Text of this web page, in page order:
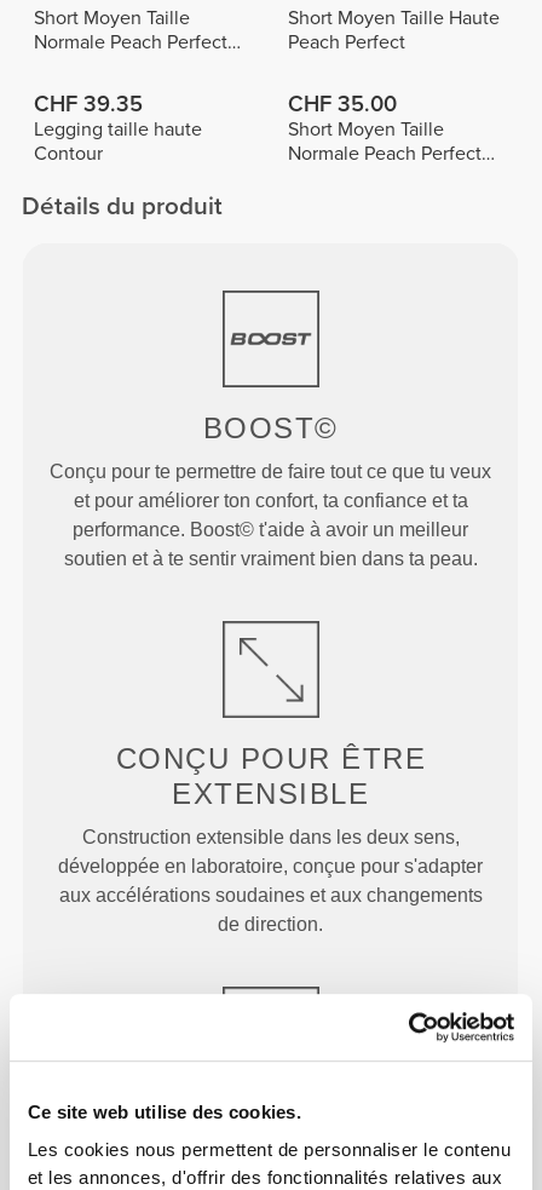
Ce site web utilise des cookies.
Les cookies nous permettent de personnaliser le contenu
et les annonces, d'offrir des fonctionnalités relatives aux
Short Moyen Taille
Normale Peach Perfect
Short Moyen Taille Haute
Peach Perfect
CHF 39.35
Legging taille haute
Contour
CHF 35.00
Short Moyen Taille
Normale Peach Perfect
Détails du produit
BOOST©
Conçu pour te permettre de faire tout ce que tu veux
et pour améliorer ton confort, ta confiance et ta
performance. Boost© t'aide à avoir un meilleur
soutien et à te sentir vraiment bien dans ta peau.
CONÇU POUR ÊTRE
EXTENSIBLE
Construction extensible dans les deux sens,
développée en laboratoire, conçue pour s'adapter
aux accélérations soudaines et aux changements
de direction.
PLUS QUECE QUE L'ON
VOIT